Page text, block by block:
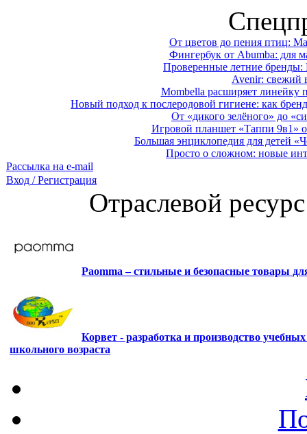
От цветов до пения птиц:
Фингербук от Abumba: для
Проверенные летние
Avenir: свежий
Mombella расширяет линейку
Новый подход к послеродовой гигиене: как
От «дикого зелёного» до
Игровой планшет «Таппи 9в1»
Большая энциклопедия для детей
Просто о сложном: новые
Рассылка на e-mail
Вход / Регистрация
Отраслевой
Paomma – стильные и безопасные товары
Корвет - разработка и производство
школьного возраста